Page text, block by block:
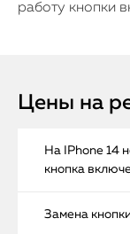
работу кнопки
Цены на
На IPhone 14
кнопка
Замена